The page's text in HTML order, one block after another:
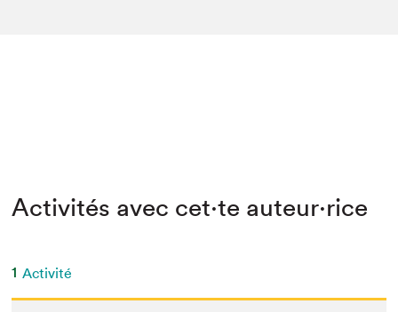
Activités avec cet·te auteur·rice
1 Activité